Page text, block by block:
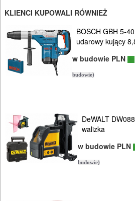
PNEUMATYCZNE
AKCESORIA
KOMPRESORY
NARZĘDZIA
URZĄDZENIA
ROZRUCHOWE
PROSTOWNIKI
I
KLIENCI KUPOWALI RÓWNIEŻ
BOSCH GBH 5-
udarowy kujący
w budowie PLN
budowie)
DeWALT
walizka
w budowie PLN
budowie)